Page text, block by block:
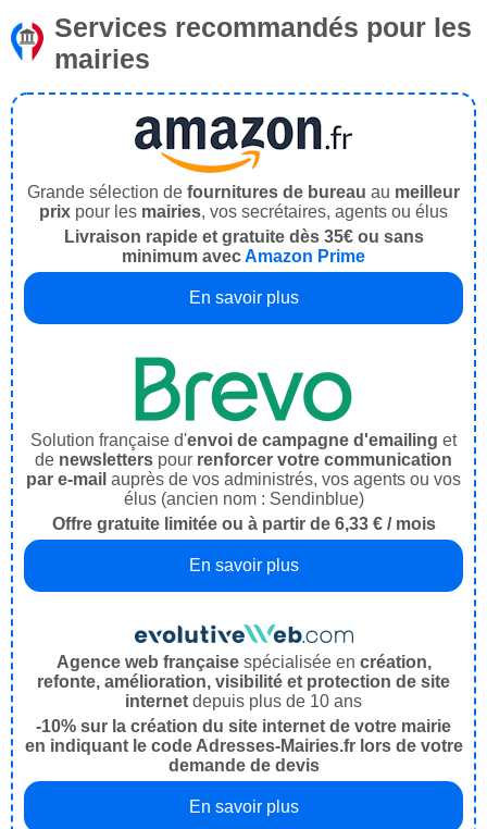
Services recommandés pour les
mairies
Grande sélection de fournitures de bureau au meilleur
prix pour les mairies, vos secrétaires, agents ou élus
Livraison rapide et gratuite dès 35€ ou sans
minimum avecAmazon Prime
En savoir plus
Solution française d'envoi de campagne d'emailing et
de newsletters pour renforcer votre communication
par e-mail auprès de vos administrés, vos agents ou vos
élus (ancien nom : Sendinblue)
Offre gratuite limitée ou à partir de 6,33 € / mois
En savoir plus
Agence web françaisespécialisée en création,
refonte, amélioration, visibilité et protection de site
internet depuis plus de 10 ans
-10% sur la création du site internet de votre mairie
en indiquant le code Adresses-Mairies.fr lors de votre
demande de devis
En savoir plus